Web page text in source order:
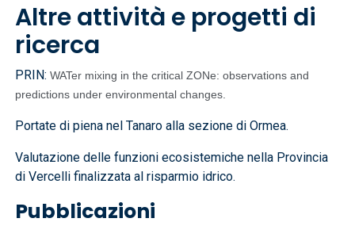
Altre attività e progetti di
ricerca
PRIN:WATer mixing in the critical ZONe: observations and
predictions under environmental changes.
Portate di piena nel Tanaro alla sezione di Ormea.
Valutazione delle funzioni ecosistemiche nella Provincia
di Vercelli finalizzata al risparmio idrico.
Pubblicazioni